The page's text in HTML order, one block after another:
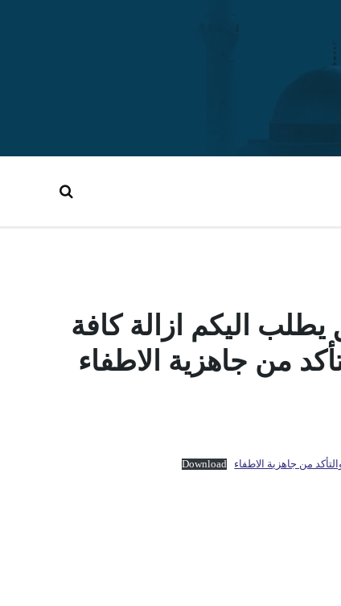
اليكم ازالة كافة
من جاهزية الاطفاء
من جاهزية الاطفاء Download